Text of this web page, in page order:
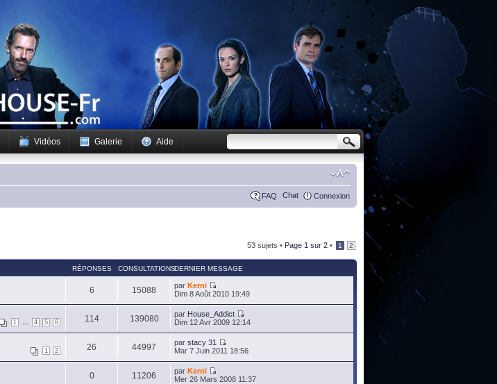
Vidéos Galerie Aide
FAQ Chat Connexion
53 sujets • Page 1 sur 2 • 1 2
RÉPONSES CONSULTATIONSDERNIER MESSAGE
6 15088 par Kerni
Dim 8 Août 2010 19:49
1 4 5 6 114 139080 par House_Addict
Dim 12 Avr 2009 12:14
1 2 26 44997 par stacy 31
Mar 7 Juin 2011 18:56
0 11206 par Kerni
Mer 26 Mars 2008 11:37